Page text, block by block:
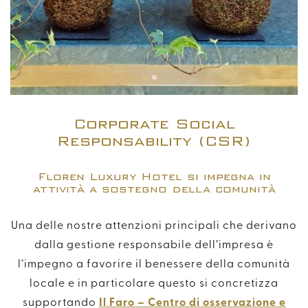
Modifica / Cancella Prenotazione
+39 055 054 1261
Corporate Social
Responsability (CSR)
Floren Luxury Hotel si impegna in
attività a sostegno della comunità
Una delle nostre attenzioni principali che derivano
dalla gestione responsabile dell’impresa è
l’impegno a favorire il benessere della comunità
locale e in particolare questo si concretizza
supportando
Il Faro – Centro di osservazione e